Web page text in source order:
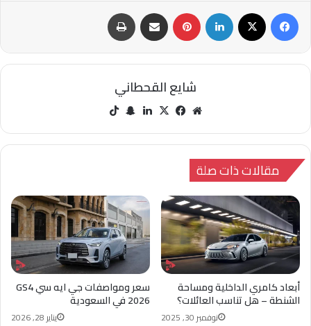
فيسبوك ‫X لينكدإن بينتيريست مشاركة عبر البريد طباعة
شايع القحطاني
مو
الوي
في
وك
‫X لينك سنا
تشا
مقالات ذات صلة
سعر ومواصفات جي ايه سي GS4
2026 في السعودية
يناير 28, 2026
أبعاد كامري الداخلية ومساحة
الشنطة – هل تناسب العائلات؟
نوفمبر 30, 2025